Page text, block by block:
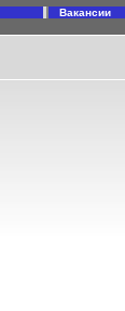
Вакансии